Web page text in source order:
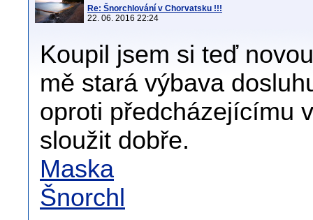
Re: Šnorchlování v Chorvatsku !!!
22. 06. 2016 22:24
Koupil jsem si teď
mě stará výbava
oproti předcházejícímu
sloužit dobře.
Maska
Šnorchl